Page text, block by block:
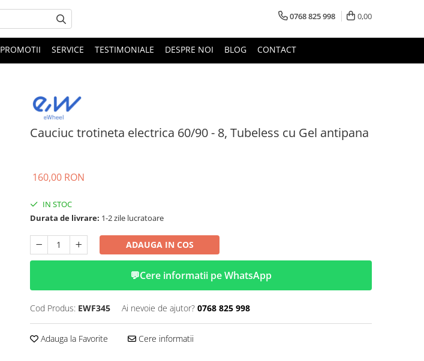
0768 825 998 0,00
PROMOTII SERVICE TESTIMONIALE DESPRE NOI BLOG CONTACT
Cauciuc trotineta electrica 60/90 - 8, Tubeless cu Gel antipana
160,00 RON
IN STOC
Durata de livrare: 1-2 zile lucratoare
ADAUGA IN COS
💬Cere informatii pe WhatsApp
Cod Produs: EWF345 Ai nevoie de ajutor? 0768 825 998
Adauga la Favorite Cere informatii